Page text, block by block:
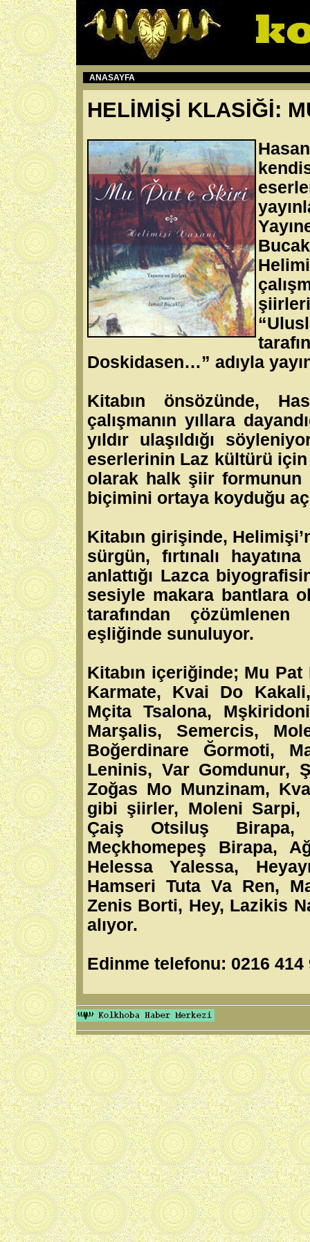
ANASAYFA
HELİMİŞİ KLASİĞİ:
Doskidasen…” adıyla
Kitabın önsözünde,
çalışmanın yıllara
yıldır ulaşıldığı
eserlerinin Laz kültürü
olarak halk şiir formunun
biçimini ortaya koyduğu
Kitabın girişinde,
sürgün, fırtınalı
anlattığı Lazca
sesiyle makara bantlara
tarafından
eşliğinde sunuluyor.
Kitabın içeriğinde; Mu
Karmate, Kvai Do
Mçita Tsalona,
Marşalis, Semercis,
Boğerdinare Ğormoti,
Leninis, Var Gomdunur,
Zoğas Mo Munzinam,
gibi şiirler, Moleni Sarpi,
Çaiş Otsiluş Birapa,
Meçkhomepeş Birapa,
Helessa Yalessa,
Hamseri Tuta Va Ren,
Zenis Borti, Hey, Lazikis
alıyor.
Edinme telefonu: 0216 414